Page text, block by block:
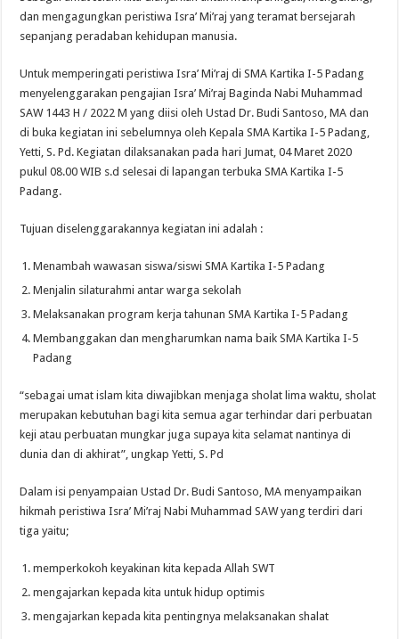
dan mengagungkan peristiwa Isra’ Mi’raj yang teramat bersejarah
sepanjang peradaban kehidupan manusia.
Untuk memperingati peristiwa Isra’ Mi’raj di SMA Kartika I-5 Padang
menyelenggarakan pengajian Isra’ Mi’raj Baginda Nabi Muhammad
SAW 1443 H / 2022 M yang diisi oleh Ustad Dr. Budi Santoso, MA dan
di buka kegiatan ini sebelumnya oleh Kepala SMA Kartika I-5 Padang,
Yetti, S. Pd. Kegiatan dilaksanakan pada hari Jumat, 04 Maret 2020
pukul 08.00 WIB s.d selesai di lapangan terbuka SMA Kartika I-5
Padang.
Tujuan diselenggarakannya kegiatan ini adalah :
Menambah wawasan siswa/siswi SMA Kartika I-5 Padang
Menjalin silaturahmi antar warga sekolah
Melaksanakan program kerja tahunan SMA Kartika I-5 Padang
Membanggakan dan mengharumkan nama baik SMA Kartika I-5
Padang
“sebagai umat islam kita diwajibkan menjaga sholat lima waktu, sholat
merupakan kebutuhan bagi kita semua agar terhindar dari perbuatan
keji atau perbuatan mungkar juga supaya kita selamat nantinya di
dunia dan di akhirat”, ungkap Yetti, S. Pd
Dalam isi penyampaian Ustad Dr. Budi Santoso, MA menyampaikan
hikmah peristiwa Isra’ Mi’raj Nabi Muhammad SAW yang terdiri dari
tiga yaitu;
memperkokoh keyakinan kita kepada Allah SWT
mengajarkan kepada kita untuk hidup optimis
mengajarkan kepada kita pentingnya melaksanakan shalat